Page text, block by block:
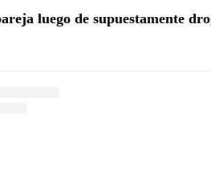
luego de supuestamente